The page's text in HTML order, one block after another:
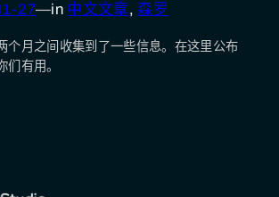
27—in 中文文章, 森罗
个月之间收集到了一些信息。在这里公布
们有用。